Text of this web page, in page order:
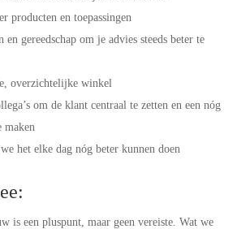
producten en toepassingen
gereedschap om je advies steeds beter te
overzichtelijke winkel
om de klant centraal te zetten en een nóg
maken
het elke dag nóg beter kunnen doen
is een pluspunt, maar geen vereiste. Wat we